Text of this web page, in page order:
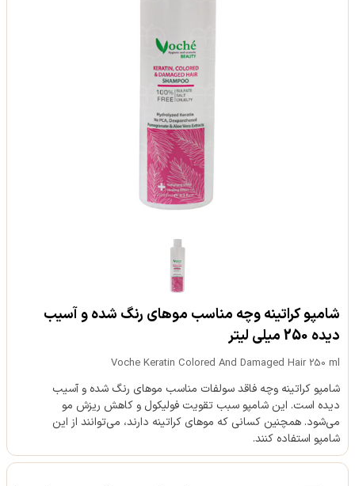
شامپو کراتینه وچه مناسب موهای رنگ شده و آسیب
دیده 250 میلی لیتر
Voche Keratin Colored And Damaged Hair 250 ml
شامپو کراتینه وچه فاقد سولفات مناسب موهای رنگ شده و آسیب
دیده است. این شامپو سبب تقویت فولیکول و کاهش ریزش مو
می‌شود. همچنین کسانی که موهای کراتینه دارند، می‌توانند از این
شامپو استفاده کنند.